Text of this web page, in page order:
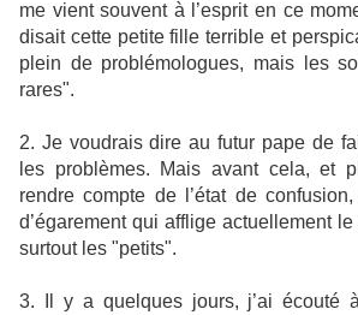
me vient souvent à l’esprit en ce
disait cette petite fille terrible et
plein de problémologues, mais les
rares".
2. Je voudrais dire au futur pape de
les problèmes. Mais avant cela, et
rendre compte de l’état de
d’égarement qui afflige actuellement
surtout les "petits".
3. Il y a quelques jours, j’ai écouté